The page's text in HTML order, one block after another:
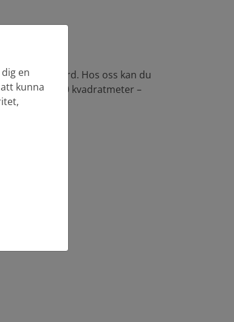
din trädgård. Hos oss kan du
på 500 kvadratmeter –
en
kunna